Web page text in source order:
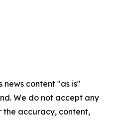
news content "as is"
We do not accept any
the accuracy, content,